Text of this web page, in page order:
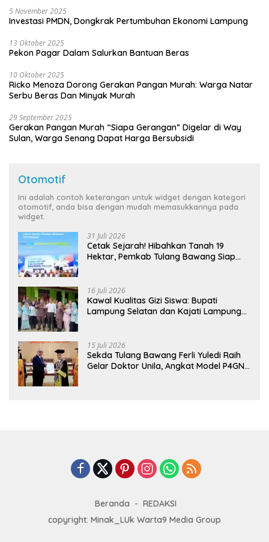
5 November 2025
Investasi PMDN, Dongkrak Pertumbuhan Ekonomi Lampung
13 Oktober 2025
Pekon Pagar Dalam Salurkan Bantuan Beras
10 Oktober 2025
Ricko Menoza Dorong Gerakan Pangan Murah: Warga Natar
Serbu Beras Dan Minyak Murah
29 September 2025
Gerakan Pangan Murah “Siapa Gerangan” Digelar di Way
Sulan, Warga Senang Dapat Harga Bersubsidi
Otomotif
Ini adalah contoh keterangan untuk widget dengan kategori
otomotif, anda bisa dengan mudah memasukkannya pada
widget.
31 Juli 2026
Cetak Sejarah! Hibahkan Tanah 19
Hektar, Pemkab Tulang Bawang Siap
16 Juli 2026
Kawal Kualitas Gizi Siswa: Bupati
Lampung Selatan dan Kajati Lampung
15 Juli 2026
Sekda Tulang Bawang Ferli Yuledi Raih
Gelar Doktor Unila, Angkat Model P4GN
Beranda
REDAKSI
copyright: Minak_LUk Warta9 Media Group